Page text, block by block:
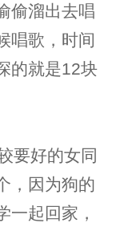
偷溜出去唱
唱歌，时间
的就是12块
好的女同
，因为狗的
一起回家，